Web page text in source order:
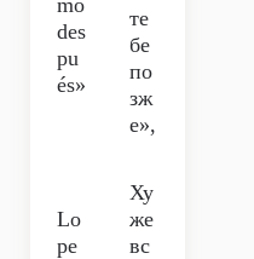
mo
des
pu
és»
те
бе
по
зж
е»,
Lo
pe
Ху
же
вс